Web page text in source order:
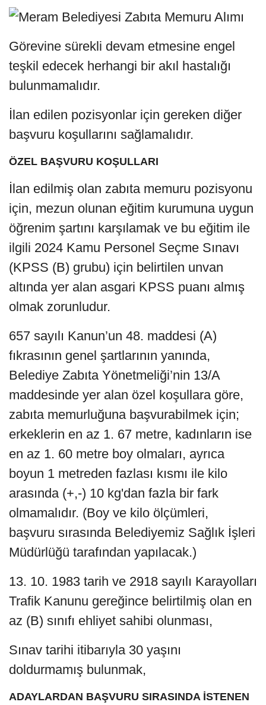
Görevine sürekli devam etmesine engel
teşkil edecek herhangi bir akıl hastalığı
bulunmamalıdır.
İlan edilen pozisyonlar için gereken diğer
başvuru koşullarını sağlamalıdır.
ÖZEL BAŞVURU KOŞULLARI
İlan edilmiş olan zabıta memuru pozisyonu
için, mezun olunan eğitim kurumuna uygun
öğrenim şartını karşılamak ve bu eğitim ile
ilgili 2024 Kamu Personel Seçme Sınavı
(KPSS (B) grubu) için belirtilen unvan
altında yer alan asgari KPSS puanı almış
olmak zorunludur.
657 sayılı Kanun’un 48. maddesi (A)
fıkrasının genel şartlarının yanında,
Belediye Zabıta Yönetmeliği’nin 13/A
maddesinde yer alan özel koşullara göre,
zabıta memurluğuna başvurabilmek için;
erkeklerin en az 1. 67 metre, kadınların ise
en az 1. 60 metre boy olmaları, ayrıca
boyun 1 metreden fazlası kısmı ile kilo
arasında (+,-) 10 kg'dan fazla bir fark
olmamalıdır. (Boy ve kilo ölçümleri,
başvuru sırasında Belediyemiz Sağlık İşleri
Müdürlüğü tarafından yapılacak.)
13. 10. 1983 tarih ve 2918 sayılı Karayolları
Trafik Kanunu gereğince belirtilmiş olan en
az (B) sınıfı ehliyet sahibi olunması,
Sınav tarihi itibarıyla 30 yaşını
doldurmamış bulunmak,
ADAYLARDAN BAŞVURU SIRASINDA İSTENEN